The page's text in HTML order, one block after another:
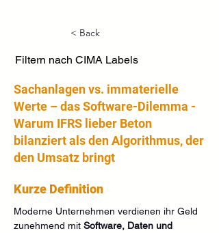
< Back
Filtern nach CIMA Labels
Sachanlagen vs. immaterielle
Werte – das Software-Dilemma -
Warum IFRS lieber Beton
bilanziert als den Algorithmus, der
den Umsatz bringt
Kurze Definition
Moderne Unternehmen verdienen ihr Geld
zunehmend mit Software, Daten und